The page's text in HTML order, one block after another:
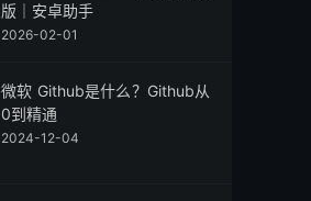
版｜安卓助手
2026-02-01
微软 Github是什么？Github从
0到精通
2024-12-04